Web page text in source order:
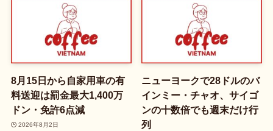
8月15日から自家用車の有
料送迎は罰金最大1,400万
ドン・免許6点減
2026年8月2日
ニューヨークで28ドルのバ
インミー・チャオ、サイゴ
ンの十数倍でも週末だけ行
列